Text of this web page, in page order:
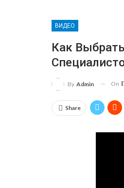
ВИДЕО
Как
By Admin On
Share